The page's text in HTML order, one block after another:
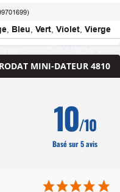
, Bleu, Vert, Violet, Vierge
MINI-DATEUR 4810
10/10
Basé sur 5 avis